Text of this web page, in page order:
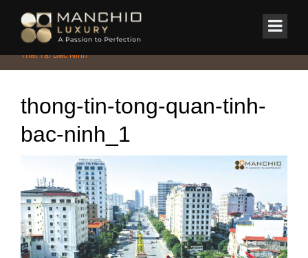
Home/Tin Tức & Sự Kiện/Bảng Báo Giá Thiết Kế Và Thi Công Nội
Thất Tại Bắc Ninh
thong-tin-tong-quan-tinh-
bac-ninh_1